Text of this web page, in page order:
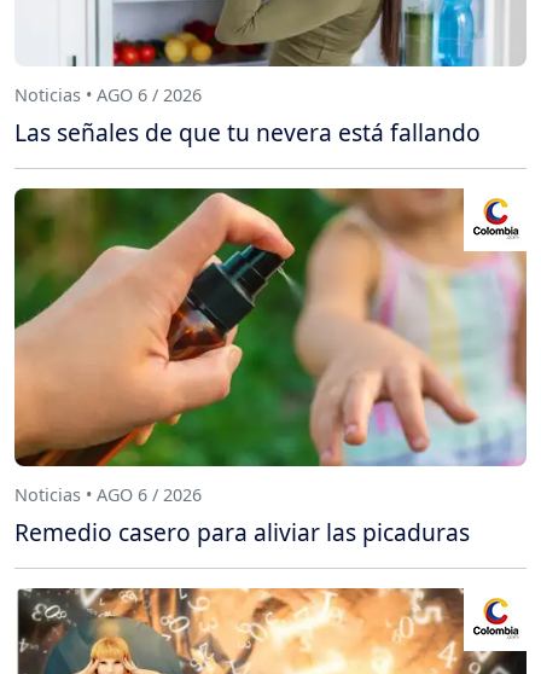
Noticias • AGO 6 / 2026
Las señales de que tu nevera está fallando
Noticias • AGO 6 / 2026
Remedio casero para aliviar las picaduras